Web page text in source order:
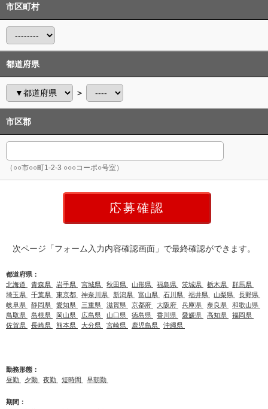
市区町村
都道府県
＞
市区郡
（○○市○○町1-2-3 ○○○コーポ○号室）
次ページ「フォーム入力内容確認画面」で最終確認ができます。
都道府県：
北海道
青森県 岩手県 宮城県 秋田県 山形県 福島県 茨城県 栃木県
群馬県
埼玉県
千葉県 東京都 神奈川県 新潟県 富山県 石川県 福井県 山梨県
長野県
岐阜県
静岡県 愛知県 三重県 滋賀県 京都府 大阪府 兵庫県 奈良県
和歌山県
鳥取県
島根県 岡山県 広島県 山口県 徳島県 香川県 愛媛県 高知県
福岡県
佐賀県
長崎県 熊本県 大分県 宮崎県 鹿児島県 沖縄県
勤務形態：
昼勤
夕勤 夜勤 短時間 早朝勤
期間：